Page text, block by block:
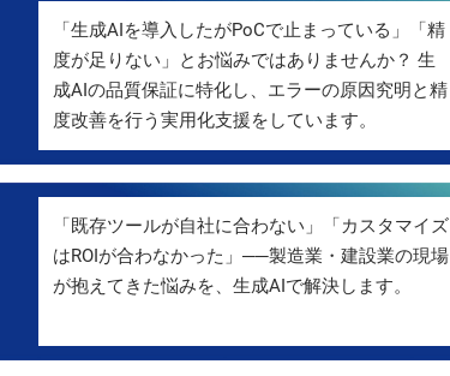
「生成AIを導入したがPoCで止まっている」「精
度が足りない」とお悩みではありませんか？ 生
成AIの品質保証に特化し、エラーの原因究明と精
度改善を行う実用化支援をしています。
「既存ツールが自社に合わない」「カスタマイズ
はROIが合わなかった」──製造業・建設業の現場
が抱えてきた悩みを、生成AIで解決します。